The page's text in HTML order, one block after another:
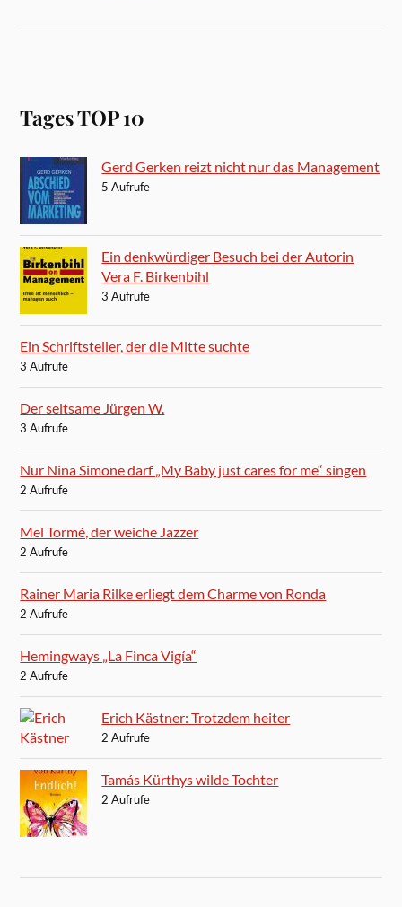
Tages TOP 10
Gerd Gerken reizt nicht nur das Management
5 Aufrufe
Ein denkwürdiger Besuch bei der Autorin
Vera F. Birkenbihl
3 Aufrufe
Ein Schriftsteller, der die Mitte suchte
3 Aufrufe
Der seltsame Jürgen W.
3 Aufrufe
Nur Nina Simone darf „My Baby just cares for me“ singen
2 Aufrufe
Mel Tormé, der weiche Jazzer
2 Aufrufe
Rainer Maria Rilke erliegt dem Charme von Ronda
2 Aufrufe
Hemingways „La Finca Vigía“
2 Aufrufe
Erich Kästner: Trotzdem heiter
2 Aufrufe
Tamás Kürthys wilde Tochter
2 Aufrufe